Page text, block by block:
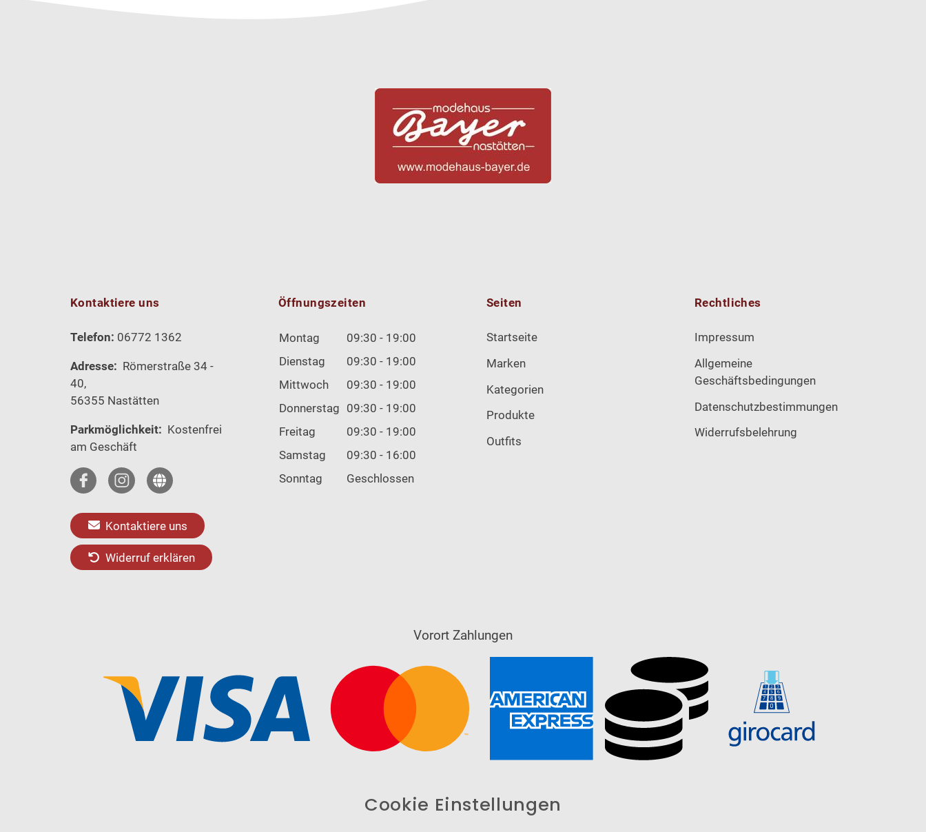
Kontaktiere uns
Telefon: 06772 1362
Adresse: Römerstraße 34 -
40,
56355 Nastätten
Parkmöglichkeit: Kostenfrei
am Geschäft
Kontaktiere uns
Widerruf erklären
Öffnungszeiten
Montag
09:30 - 19:00
Dienstag
09:30 - 19:00
Mittwoch
09:30 - 19:00
Donnerstag 09:30 - 19:00
Freitag
09:30 - 19:00
Samstag
09:30 - 16:00
Sonntag
Geschlossen
Seiten
Startseite
Marken
Kategorien
Produkte
Outfits
Rechtliches
Impressum
Allgemeine
Geschäftsbedingungen
Datenschutzbestimmungen
Widerrufsbelehrung
Vorort Zahlungen
Cookie Einstellungen